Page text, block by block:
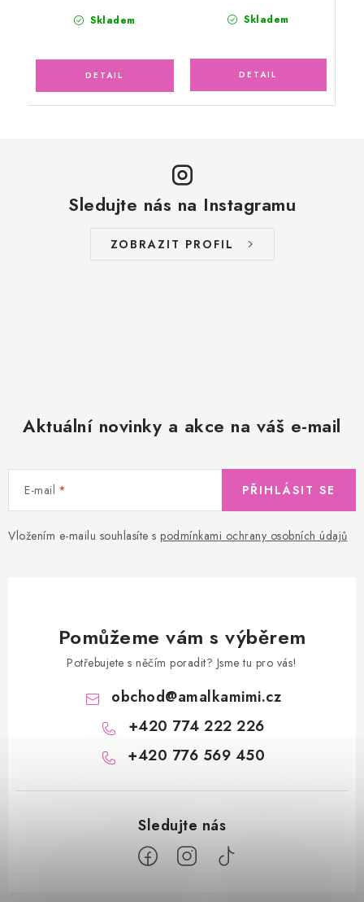
Skladem Skladem
Sledujte nás na Instagramu
ZOBRAZIT PROFIL
Aktuální novinky a akce na váš e-mail
E-mail
Vložením e-mailu souhlasíte s podmínkami ochrany osobních údajů
PŘIHLÁSIT SE
Pomůžeme vám s výběrem
Potřebujete s něčím poradit? Jsme tu pro vás!
obchod@amalkamimi.cz
+420 774 222 226
+420 776 569 450